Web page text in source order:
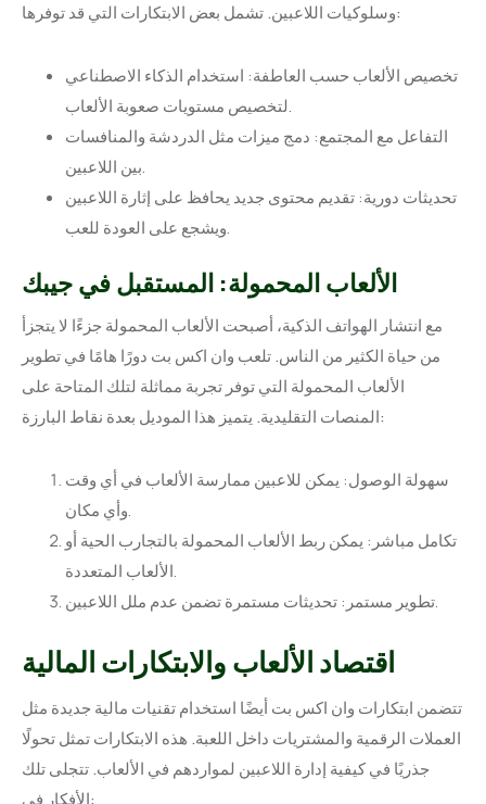
وسلوكيات اللاعبين. تشمل بعض الابتكارات التي قد توفرها:
تخصيص الألعاب حسب العاطفة: استخدام الذكاء الاصطناعي
لتخصيص مستويات صعوبة الألعاب.
التفاعل مع المجتمع: دمج ميزات مثل الدردشة والمنافسات
بين اللاعبين.
تحديثات دورية: تقديم محتوى جديد يحافظ على إثارة اللاعبين
ويشجع على العودة للعب.
الألعاب المحمولة: المستقبل في جيبك
مع انتشار الهواتف الذكية، أصبحت الألعاب المحمولة جزءًا لا يتجزأ
من حياة الكثير من الناس. تلعب وان اكس بت دورًا هامًا في تطوير
الألعاب المحمولة التي توفر تجربة مماثلة لتلك المتاحة على
المنصات التقليدية. يتميز هذا الموديل بعدة نقاط البارزة:
سهولة الوصول: يمكن للاعبين ممارسة الألعاب في أي وقت
وأي مكان.
تكامل مباشر: يمكن ربط الألعاب المحمولة بالتجارب الحية أو
الألعاب المتعددة.
تطوير مستمر: تحديثات مستمرة تضمن عدم ملل اللاعبين.
اقتصاد الألعاب والابتكارات المالية
تتضمن ابتكارات وان اكس بت أيضًا استخدام تقنيات مالية جديدة مثل
العملات الرقمية والمشتريات داخل اللعبة. هذه الابتكارات تمثل تحولًا
جذريًا في كيفية إدارة اللاعبين لمواردهم في الألعاب. تتجلى تلك